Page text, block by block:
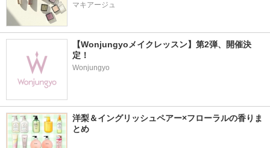
マキアージュ
【Wonjungyoメイクレッスン】第2弾、開催決
定！
Wonjungyo
洋梨＆イングリッシュペアー×フローラルの香りま
とめ